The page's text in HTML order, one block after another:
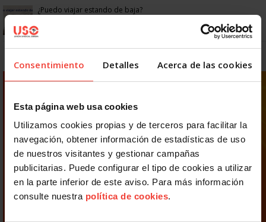
Consentimiento Detalles Acerca de las cookies
Esta página web usa cookies
Utilizamos cookies propias y de terceros para facilitar la
navegación, obtener información de estadísticas de uso
de nuestros visitantes y gestionar campañas
publicitarias. Puede configurar el tipo de cookies a utilizar
en la parte inferior de este aviso. Para más información
consulte nuestra política de cookies.
¿Puedo viajar estando de baja?